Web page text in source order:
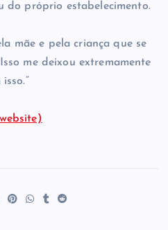
do próprio estabelecimento.
mãe e pela criança que se
me deixou extremamente